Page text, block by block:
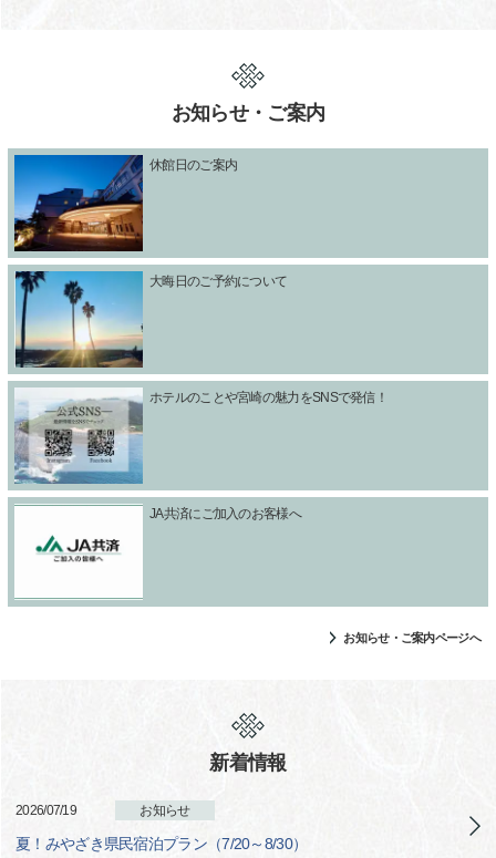
お知らせ・ご案内
休館日のご案内
大晦日のご予約について
ホテルのことや宮崎の魅力をSNSで発信！
JA共済にご加入のお客様へ
お知らせ・ご案内ページへ
新着情報
2026/07/19 お知らせ
夏！みやざき県民宿泊プラン（7/20～8/30）